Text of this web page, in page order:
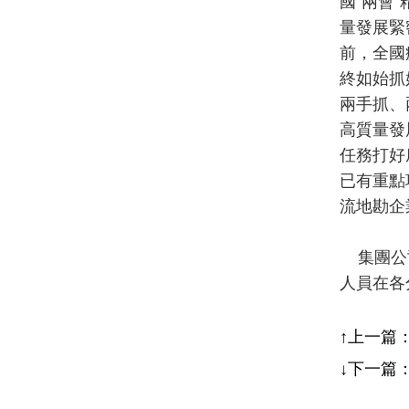
量發展
前，全
終如始
兩手抓
高質量
任務打
已有重
流地勘
集團公
人員在
↑上一篇
↓下一篇